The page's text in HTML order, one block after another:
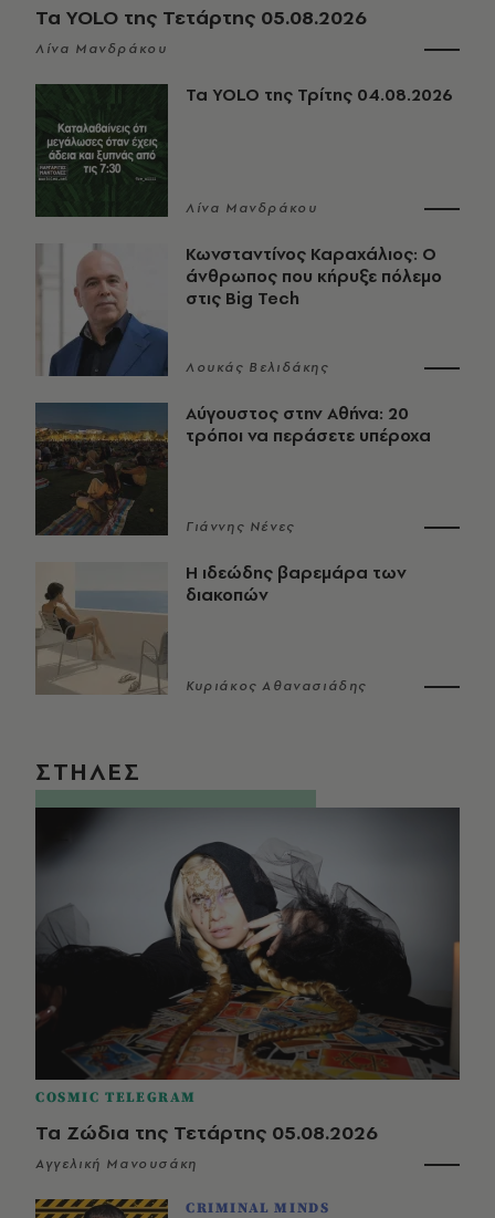
Τα YOLO της Τετάρτης 05.08.2026
Λίνα Μανδράκου
Τα YOLO της Τρίτης 04.08.2026
Λίνα Μανδράκου
Κωνσταντίνος Καραχάλιος: Ο
άνθρωπος που κήρυξε πόλεμο
στις Big Tech
Λουκάς Βελιδάκης
Αύγουστος στην Αθήνα: 20
τρόποι να περάσετε υπέροχα
Γιάννης Νένες
Η ιδεώδης βαρεμάρα των
διακοπών
Κυριάκος Αθανασιάδης
ΣΤΗΛΕΣ
COSMIC TELEGRAM
Τα Ζώδια της Τετάρτης 05.08.2026
Αγγελική Μανουσάκη
CRIMINAL MINDS